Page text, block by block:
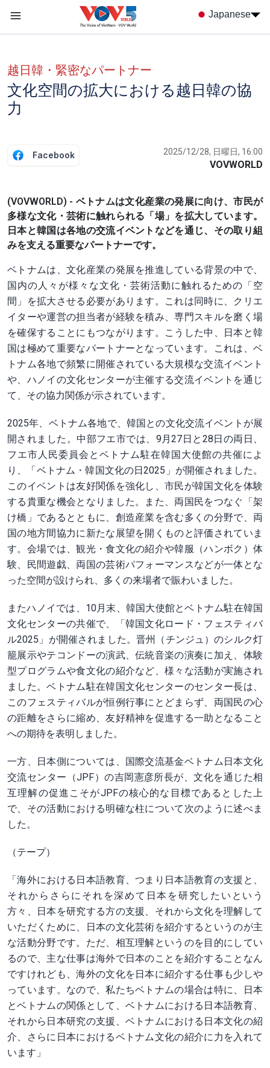
Japanese
越日韓・緊密なパートナー
文化空間の拡大における越日韓の協
力
Facebook 2025/12/28, 日曜日, 16:00
VOVWORLD
(VOVWORLD) - ベトナムは文化産業の発展に向け、市民が
多様な文化・芸術に触れられる「場」を拡大しています。
日本と韓国は各地の交流イベントなどを通じ、その取り組
みを支える重要なパートナーです。
ベトナムは、文化産業の発展を推進している背景の中で、
国内の人々が様々な文化・芸術活動に触れるための「空
間」を拡大させる必要があります。これは同時に、クリエ
イターや運営の担当者が経験を積み、専門スキルを磨く場
を確保することにもつながります。こうした中、日本と韓
国は極めて重要なパートナーとなっています。これは、ベ
トナム各地で頻繁に開催されている大規模な交流イベント
や、ハノイの文化センターが主催する交流イベントを通じ
て、その協力関係が示されています。
2025年、ベトナム各地で、韓国との文化交流イベントが展
開されました。中部フエ市では、9月27日と28日の両日、
フエ市人民委員会とベトナム駐在韓国大使館の共催によ
り、「ベトナム・韓国文化の日2025」が開催されました。
このイベントは友好関係を強化し、市民が韓国文化を体験
する貴重な機会となりました。また、両国民をつなぐ「架
け橋」であるとともに、創造産業を含む多くの分野で、両
国の地方間協力に新たな展望を開くものと評価されていま
す。会場では、観光・食文化の紹介や韓服（ハンボク）体
験、民間遊戯、両国の芸術パフォーマンスなどが一体とな
った空間が設けられ、多くの来場者で賑わいました。
またハノイでは、10月末、韓国大使館とベトナム駐在韓国
文化センターの共催で、「韓国文化ロード・フェスティバ
ル2025」が開催されました。晋州（チンジュ）のシルク灯
籠展示やテコンドーの演武、伝統音楽の演奏に加え、体験
型プログラムや食文化の紹介など、様々な活動が実施され
ました。ベトナム駐在韓国文化センターのセンター長は、
このフェスティバルが恒例行事にとどまらず、両国民の心
の距離をさらに縮め、友好精神を促進する一助となること
への期待を表明しました。
一方、日本側については、国際交流基金ベトナム日本文化
交流センター（JPF）の吉岡憲彦所長が、文化を通じた相
互理解の促進こそがJPFの核心的な目標であるとした上
で、その活動における明確な柱について次のように述べま
した。
（テープ）
「海外における日本語教育、つまり日本語教育の支援と、
それからさらにそれを深めて日本を研究したいという
方々、日本を研究する方の支援、それから文化を理解して
いただくために、日本の文化芸術を紹介するというのが主
な活動分野です。ただ、相互理解というのを目的にしてい
るので、主な仕事は海外で日本のことを紹介することなん
ですけれども、海外の文化を日本に紹介する仕事も少しや
っています。なので、私たちベトナムの場合は特に、日本
とベトナムの関係として、ベトナムにおける日本語教育、
それから日本研究の支援、ベトナムにおける日本文化の紹
介、さらに日本におけるベトナム文化の紹介に力を入れて
います」